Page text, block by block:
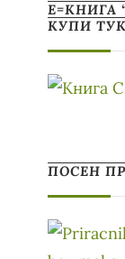
Е=КНИГА
КУПИ
ПОСЕН